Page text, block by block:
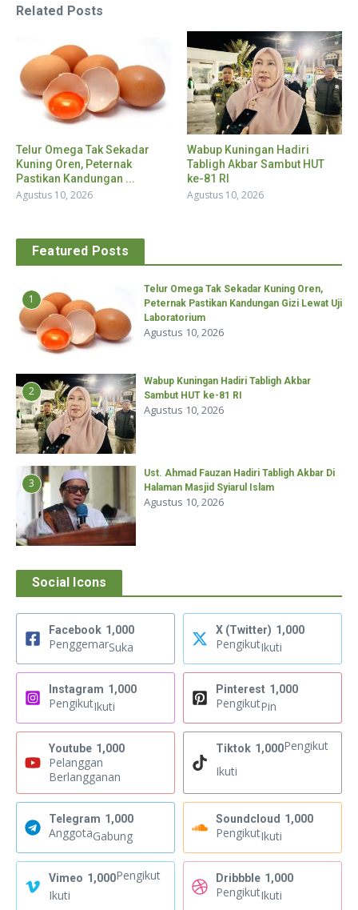
Related Posts
Telur Omega Tak Sekadar
Kuning Oren, Peternak
Pastikan Kandungan ...
Agustus 10, 2026
Wabup Kuningan Hadiri
Tabligh Akbar Sambut HUT
ke-81 RI
Agustus 10, 2026
Featured Posts
1
Telur Omega Tak Sekadar Kuning Oren,
Peternak Pastikan Kandungan Gizi Lewat Uji
Laboratorium
Agustus 10, 2026
2
Wabup Kuningan Hadiri Tabligh Akbar
Sambut HUT ke-81 RI
Agustus 10, 2026
3
Ust. Ahmad Fauzan Hadiri Tabligh Akbar Di
Halaman Masjid Syiarul Islam
Agustus 10, 2026
Social Icons
Facebook 1,000
PenggemarSuka
X (Twitter) 1,000
PengikutIkuti
Instagram 1,000
PengikutIkuti
Pinterest 1,000
PengikutPin
Youtube 1,000
Pelanggan
Berlangganan
Tiktok 1,000Pengikut
Ikuti
Telegram 1,000
AnggotaGabung
Soundcloud 1,000
PengikutIkuti
Vimeo 1,000Pengikut
Ikuti
Dribbble 1,000
PengikutIkuti